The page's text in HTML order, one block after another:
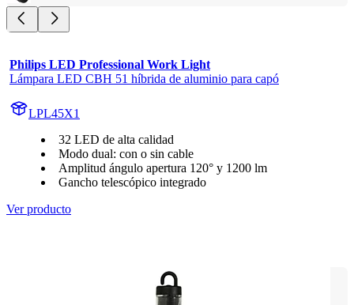
Philips LED Professional Work Light
Lámpara LED CBH 51 híbrida de aluminio para capó
LPL45X1
32 LED de alta calidad
Modo dual: con o sin cable
Amplitud ángulo apertura 120° y 1200 lm
Gancho telescópico integrado
Ver producto